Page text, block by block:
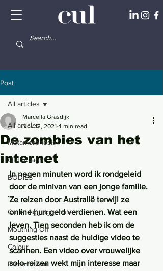
Post
All articles
Metamorphosis
Out of Sight
BODIES
...
Cul is digging a hole
Mouthing Off
Colour
Romanticism
All articles
De zombies van het
internet
Marcella Grasdijk
Nov 13, 2021 4 min read
In negen minuten word ik rondgeleid
door de minivan van een jonge familie.
Ze reizen door Australië terwijl ze
online hun geld verdienen. Wat een
leven. Tien seconden heb ik om de
suggesties naast de huidige video te
scannen. Een video over vrouwelijke
solo-reizen wekt mijn interesse maar